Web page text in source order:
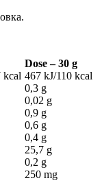
Dose – 30 g
kcal 467 kJ/110 kcal
0,3 g
0,02 g
0,9 g
0,6 g
0,4 g
25,7 g
0,2 g
250 mg